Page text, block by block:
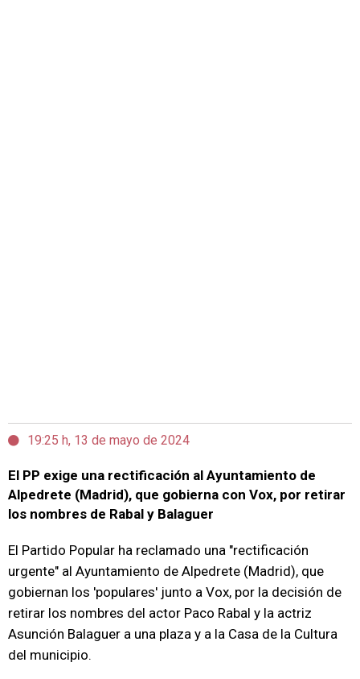
19:25 h, 13 de mayo de 2024
El PP exige una rectificación al Ayuntamiento de
Alpedrete (Madrid), que gobierna con Vox, por retirar
los nombres de Rabal y Balaguer
El Partido Popular ha reclamado una "rectificación
urgente" al Ayuntamiento de Alpedrete (Madrid), que
gobiernan los 'populares' junto a Vox, por la decisión de
retirar los nombres del actor Paco Rabal y la actriz
Asunción Balaguer a una plaza y a la Casa de la Cultura
del municipio.